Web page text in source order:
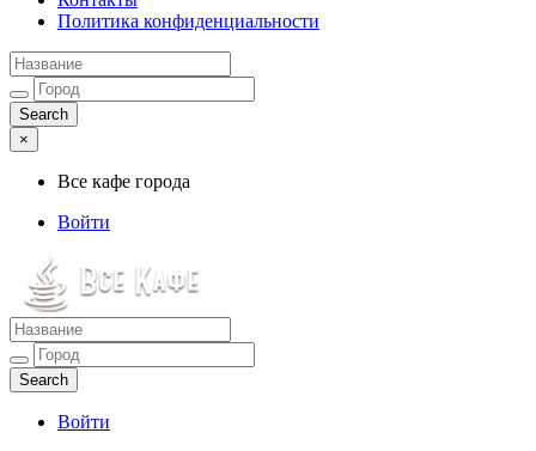
Политика конфиденциальности
×
Все кафе города
Войти
Все кафе города
Каталог хороших кафе
Войти